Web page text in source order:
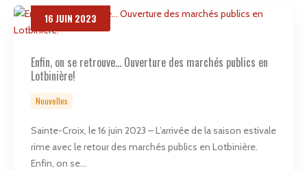
16 JUIN 2023
Enfin, on se retrouve… Ouverture des marchés publics en
Lotbinière!
Nouvelles
Sainte-Croix, le 16 juin 2023 – L’arrivée de la saison estivale
rime avec le retour des marchés publics en Lotbinière.
Enfin, on se…